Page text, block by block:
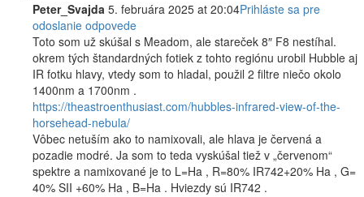
Peter_Svajda 5. februára 2025 at 20:04Prihláste sa pre
odoslanie odpovede
Toto som už skúšal s Meadom, ale stareček 8″ F8 nestíhal.
okrem tých štandardných fotiek z tohto regiónu urobil Hubble aj
IR fotku hlavy, vtedy som to hladal, použil 2 filtre niečo okolo
1400nm a 1700nm .
https://theastroenthusiast.com/hubbles-infrared-view-of-the-
horsehead-nebula/
Vôbec netuším ako to namixovali, ale hlava je červená a
pozadie modré. Ja som to teda vyskúšal tiež v „červenom“
spektre a namixované je to L=Ha , R=80% IR742+20% Ha , G=
40% SII +60% Ha , B=Ha . Hviezdy sú IR742 .